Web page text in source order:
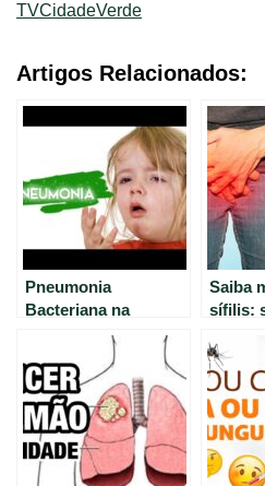
TVCidadeVerde
Artigos Relacionados:
Pneumonia
Bacteriana na
Infância: Sintomas,
Tratamentos e
Prevenção
Saiba
sífilis: